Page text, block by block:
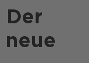
Der